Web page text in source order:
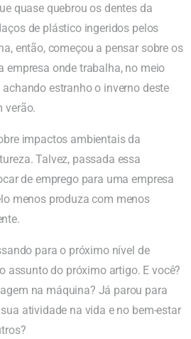
quase quebrou os dentes da
de plástico ingeridos pelos
então, começou a pensar sobre os
empresa onde trabalha, no meio
estranho o inverno deste
verão.
impactos ambientais da
Talvez, passada essa
de emprego para uma empresa
menos produza com menos
para o próximo nível de
assunto do próximo artigo. E você?
na máquina? Já parou para
atividade na vida e no bem-estar